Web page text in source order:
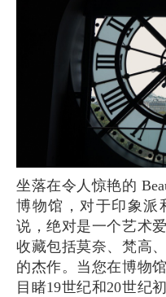
坐落在令人惊艳的 Beaux-Arts 风格火车站内的奥赛
博物馆，对于印象派
说，绝对是一个艺术
收藏包括莫奈、梵高
的杰作。当您在博物
目睹19世纪和20世纪